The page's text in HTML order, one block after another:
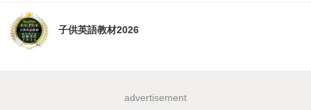
子供英語教材2026
advertisement